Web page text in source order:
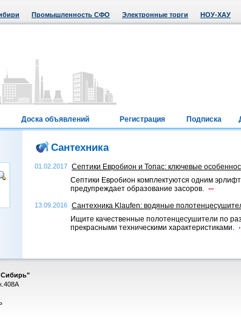
Промышленность СФО Электронные торги НОУ-ХАУ
Доска объявлений Регистрация Подписка
Сантехника
01.02.2017 Септики Евробион и Топас: ключевые
Септики Евробион комплектуются одним
предупреждает образование засоров.
13.09.2016 Сантехника Klaufen: водяные
Ищите качественные полотенцесушители по
прекрасными техническими характеристиками.
Сибирь"